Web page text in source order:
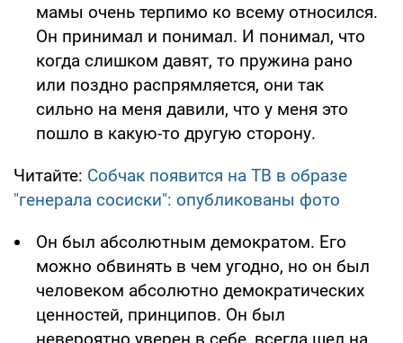
мамы очень терпимо ко всему относился.
Он принимал и понимал. И понимал, что
когда слишком давят, то пружина рано
или поздно распрямляется, они так
сильно на меня давили, что у меня это
пошло в какую-то другую сторону.
Читайте: Собчак появится на ТВ в образе
"генерала сосиски": опубликованы фото
Он был абсолютным демократом. Его
можно обвинять в чем угодно, но он был
человеком абсолютно демократических
ценностей, принципов. Он был
невероятно уверен в себе, всегда шел на